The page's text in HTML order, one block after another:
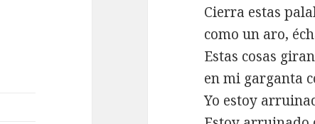
Cierra estas
como un aro,
Estas cosas
en mi garganta
Yo estoy